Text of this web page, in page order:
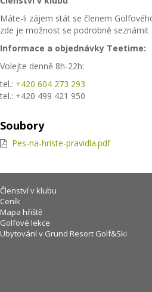
Máte-li zájem stát se členem
zde je možnost se podrobně seznámit
Informace a objednávky Teetime:
Volejte denně 8h-22h:
tel.: +420 604 273 293
tel.: +420 499 421 950
Soubory
Pes-na-hriste-pravidla.pdf
Členství v klubu
Ceník
Mapa hřiště
Golfové lekce
Ubytování v Grund Resort Golf&Ski